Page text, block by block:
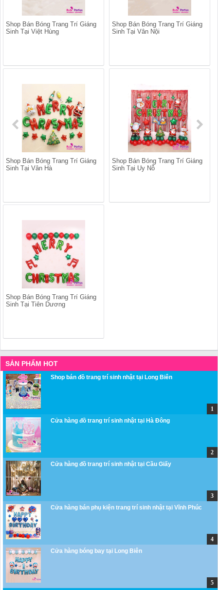
Shop Bán Bóng Trang Trí Giáng
Sinh Tại Việt Hùng
Shop Bán Bóng Trang Trí Giáng
Sinh Tại Vân Nội
Shop Bán Bóng Trang Trí Giáng
Sinh Tại Vân Hà
Shop Bán Bóng Trang Trí Giáng
Sinh Tại Uy Nỗ
Shop Bán Bóng Trang Trí Giáng
Sinh Tại Tiên Dương
SẢN PHẨM HOT
Shop bán đồ trang trí sinh nhật tại Long Biên
Cửa hàng đồ trang trí sinh nhật tại Hà Đông
Cửa hàng đồ trang trí sinh nhật tại Cầu Giấy
Cửa hàng bán phụ kiện trang trí sinh nhật tại Vĩnh Phúc
Cửa hàng bóng bay tại Long Biên